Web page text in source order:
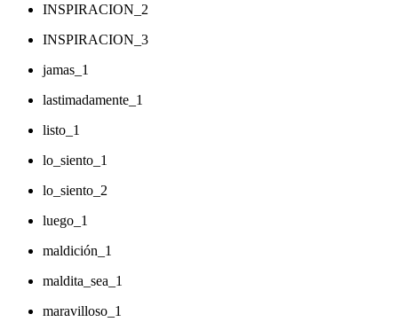
INSPIRACION_2
INSPIRACION_3
jamas_1
lastimadamente_1
listo_1
lo_siento_1
lo_siento_2
luego_1
maldición_1
maldita_sea_1
maravilloso_1